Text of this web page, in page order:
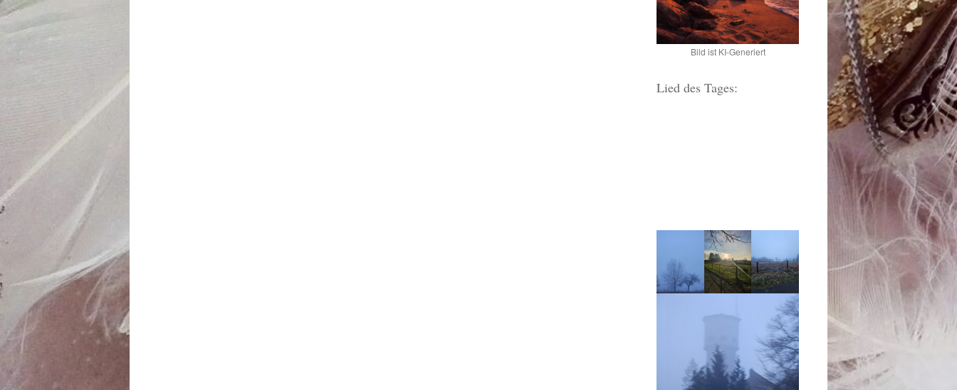
Bild ist KI-Generiert
Lied des Tages: